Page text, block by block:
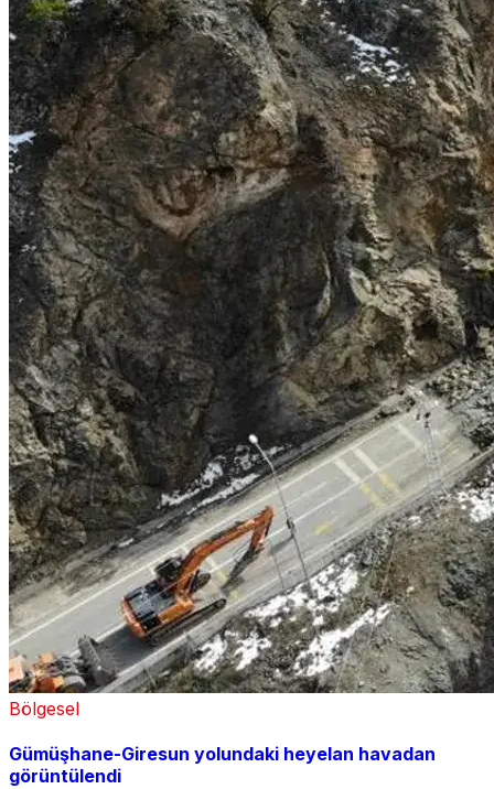
Bölgesel
Gümüşhane-Giresun yolundaki heyelan havadan
görüntülendi